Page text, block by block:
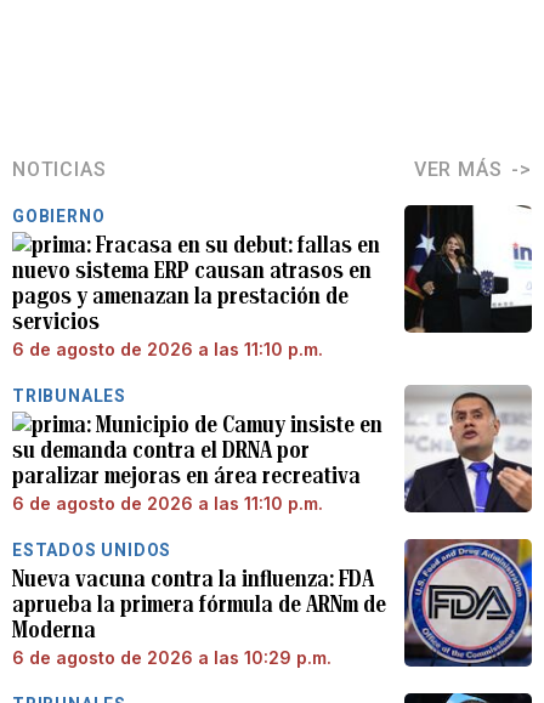
NOTICIAS VER MÁS
GOBIERNO
Fracasa en su debut: fallas en
nuevo sistema ERP causan atrasos en
pagos y amenazan la prestación de
servicios
6 de agosto de 2026 a las 11:10 p.m.
TRIBUNALES
Municipio de Camuy insiste en
su demanda contra el DRNA por
paralizar mejoras en área recreativa
6 de agosto de 2026 a las 11:10 p.m.
ESTADOS UNIDOS
Nueva vacuna contra la influenza: FDA
aprueba la primera fórmula de ARNm de
Moderna
6 de agosto de 2026 a las 10:29 p.m.